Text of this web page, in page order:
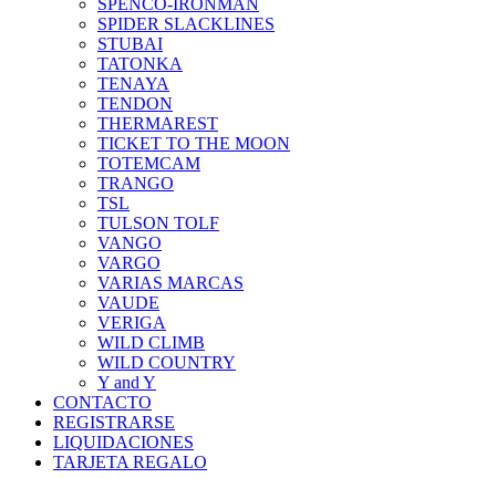
SPENCO-IRONMAN
SPIDER SLACKLINES
STUBAI
TATONKA
TENAYA
TENDON
THERMAREST
TICKET TO THE MOON
TOTEMCAM
TRANGO
TSL
TULSON TOLF
VANGO
VARGO
VARIAS MARCAS
VAUDE
VERIGA
WILD CLIMB
WILD COUNTRY
Y and Y
CONTACTO
REGISTRARSE
LIQUIDACIONES
TARJETA REGALO